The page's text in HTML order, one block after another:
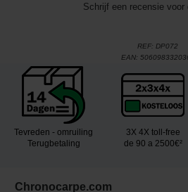
Schrijf een recensie voor
REF: DP072
EAN:
Tevreden - omruiling
Terugbetaling
3X 4X toll-free
de 90 a 2500€²
Chronocarpe.com